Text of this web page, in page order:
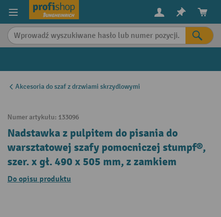
content
Akcesoria do szaf z drzwiami skrzydlowymi
Numer artykułu: 133096
Nadstawka z pulpitem do pisania do
warsztatowej szafy pomocniczej stumpf®,
szer. x gł. 490 x 505 mm, z zamkiem
Do opisu produktu